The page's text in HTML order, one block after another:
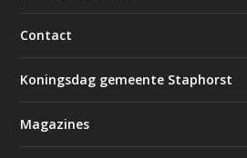
Contact
Koningsdag gemeente Staphorst
Magazines